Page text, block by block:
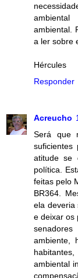
ambiental.
a ler sobre
Hércules
Responder
Acreucho
Será que
atitude se
política.
feitas pelo
BR364.
ela deveria
e deixar os
ambiente,
ambiental